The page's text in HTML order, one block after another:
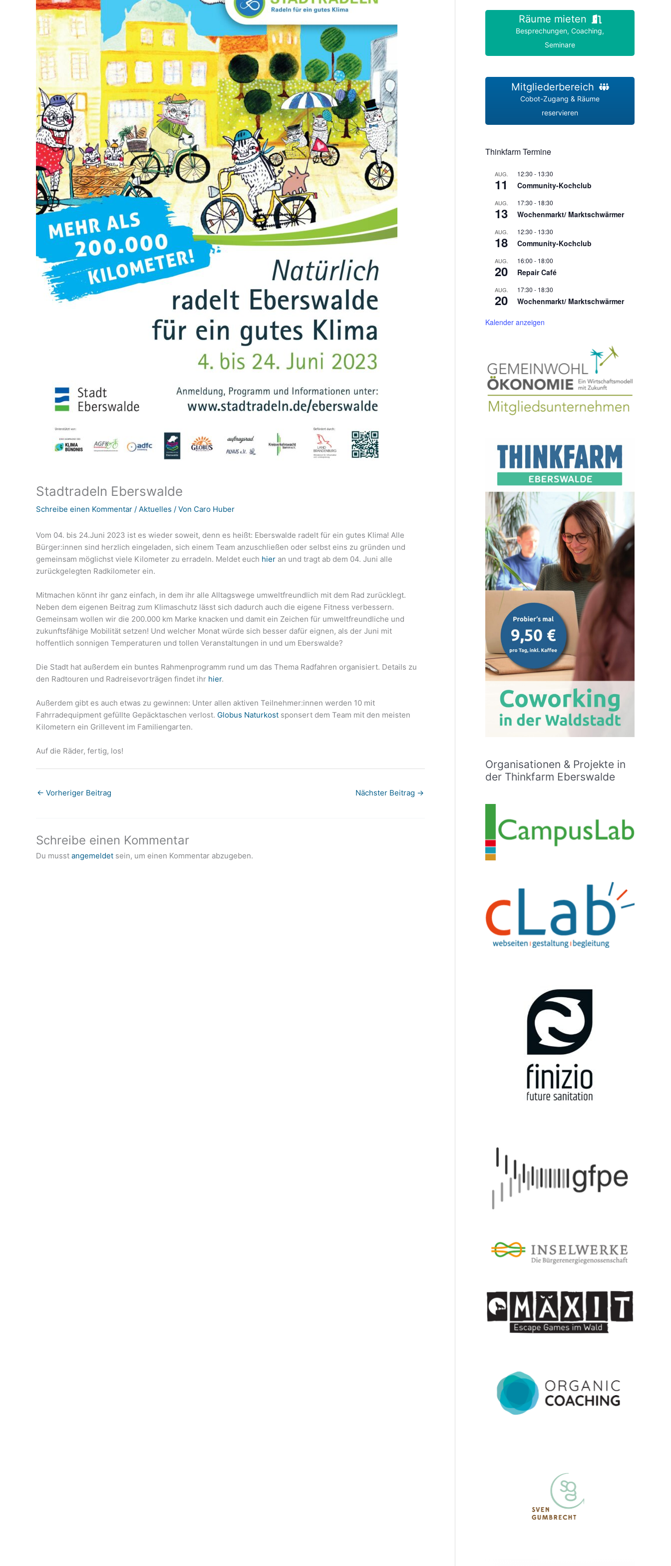
Stadtradeln Eberswalde
Schreibe einen Kommentar / Aktuelles / Von Caro Huber
Vom 04. bis 24.Juni 2023 ist es wieder soweit, denn es heißt: Eberswalde radelt für ein gutes Klima! Alle
Bürger:innen sind herzlich eingeladen, sich einem Team anzuschließen oder selbst eins zu gründen und
gemeinsam möglichst viele Kilometer zu erradeln. Meldet euch hier an und tragt ab dem 04. Juni alle
zurückgelegten Radkilometer ein.
Mitmachen könnt ihr ganz einfach, in dem ihr alle Alltagswege umweltfreundlich mit dem Rad zurücklegt.
Neben dem eigenen Beitrag zum Klimaschutz lässt sich dadurch auch die eigene Fitness verbessern.
Gemeinsam wollen wir die 200.000 km Marke knacken und damit ein Zeichen für umweltfreundliche und
zukunftsfähige Mobilität setzen! Und welcher Monat würde sich besser dafür eignen, als der Juni mit
hoffentlich sonnigen Temperaturen und tollen Veranstaltungen in und um Eberswalde?
Die Stadt hat außerdem ein buntes Rahmenprogramm rund um das Thema Radfahren organisiert. Details zu
den Radtouren und Radreisevorträgen findet ihr hier.
Außerdem gibt es auch etwas zu gewinnen: Unter allen aktiven Teilnehmer:innen werden 10 mit
Fahrradequipment gefüllte Gepäcktaschen verlost. Globus Naturkost sponsert dem Team mit den meisten
Kilometern ein Grillevent im Familiengarten.
Auf die Räder, fertig, los!
← Vorheriger Beitrag Nächster Beitrag →
Schreibe einen Kommentar
Du musst angemeldet sein, um einen Kommentar abzugeben.
Räume mieten
Besprechungen, Coaching,
Seminare
Mitgliederbereich
Cobot-Zugang & Räume
reservieren
Thinkfarm Termine
AUG.
11
12:30 - 13:30
Community-Kochclub
AUG.
13
17:30 - 18:30
Wochenmarkt/ Marktschwärmer
AUG.
18
12:30 - 13:30
Community-Kochclub
AUG.
20
16:00 - 18:00
Repair Café
AUG.
20
17:30 - 18:30
Wochenmarkt/ Marktschwärmer
Kalender anzeigen
Organisationen & Projekte in
der Thinkfarm Eberswalde